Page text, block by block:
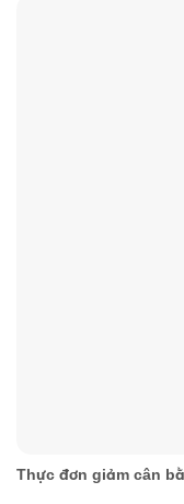
Thực đơn giảm cân